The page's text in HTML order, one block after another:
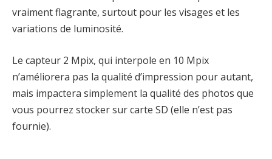
vraiment flagrante, surtout pour les visages et les
variations de luminosité.
Le capteur 2 Mpix, qui interpole en 10 Mpix
n’améliorera pas la qualité d’impression pour autant,
mais impactera simplement la qualité des photos que
vous pourrez stocker sur carte SD (elle n’est pas
fournie).